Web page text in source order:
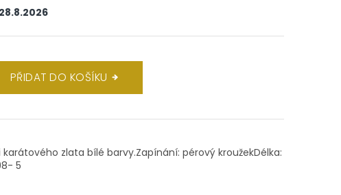
28.8.2026
PŘIDAT DO KOŠÍKU
zlata bílé barvy.Zapínání: pérový kroužekDélka:
5